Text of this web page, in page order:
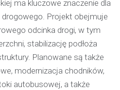
ma kluczowe znaczenie dla
Projekt obejmuje
odcinka drogi, w tym
stabilizację podłoża
Planowane są także
modernizacja chodników,
autobusowej, a także